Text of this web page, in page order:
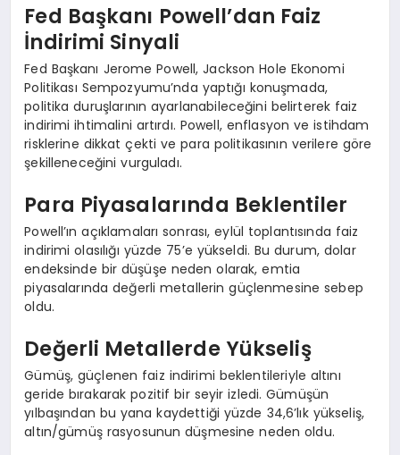
Fed Başkanı Powell’dan Faiz
İndirimi Sinyali
Fed Başkanı Jerome Powell, Jackson Hole Ekonomi
Politikası Sempozyumu’nda yaptığı konuşmada,
politika duruşlarının ayarlanabileceğini belirterek faiz
indirimi ihtimalini artırdı. Powell, enflasyon ve istihdam
risklerine dikkat çekti ve para politikasının verilere göre
şekilleneceğini vurguladı.
Para Piyasalarında Beklentiler
Powell’ın açıklamaları sonrası, eylül toplantısında faiz
indirimi olasılığı yüzde 75’e yükseldi. Bu durum, dolar
endeksinde bir düşüşe neden olarak, emtia
piyasalarında değerli metallerin güçlenmesine sebep
oldu.
Değerli Metallerde Yükseliş
Gümüş, güçlenen faiz indirimi beklentileriyle altını
geride bırakarak pozitif bir seyir izledi. Gümüşün
yılbaşından bu yana kaydettiği yüzde 34,6’lık yükseliş,
altın/gümüş rasyosunun düşmesine neden oldu.